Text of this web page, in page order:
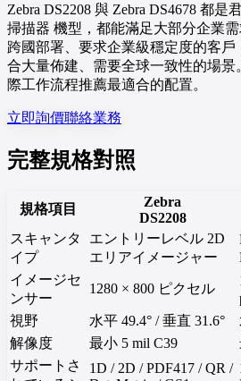
Zebra DS2208 與 Zebra DS4678 都
掃描器 機型，都能滿足大部分企業需
跨國部署、要求企業級穩定度的客戶
合大量佈建、需要全球一致性的場
際工作流程推薦最適合的配置。
立即詢價聯絡業務
完整規格對照
規格項目
Zebra
DS2208
スキャンタ
イプ
エントリーレベル 2D
エリアイメージャー
イメージセ
ンサー
1280 × 800 ピクセル
視野
水平 49.4° / 垂直 31.6°
解像度
最小 5 mil C39
サポートさ
1D / 2D / PDF417 / QR /